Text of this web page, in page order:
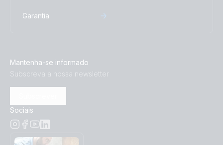
Garantia
Mantenha-se informado
Subscreva a nossa newsletter
Sociais